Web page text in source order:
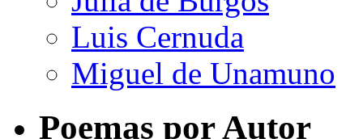
Luis Cernuda
Miguel de Unamuno
Poemas por Autor